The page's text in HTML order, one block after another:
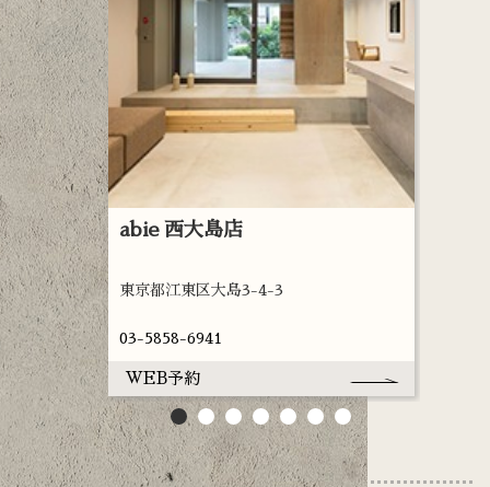
ン abie 西大島店
東京都江東区大島3-4-3
03-5858-6941
WEB予約